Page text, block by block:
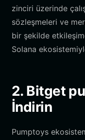
zinciri üzerinde
sözleşmeleri ve
bir şekilde
Solana
2. Bitget
İndirin
Pumptoys